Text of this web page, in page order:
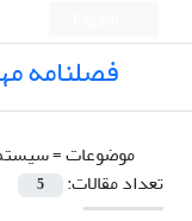
فصلنامه
موضوعات =
تعداد مقالات:
5